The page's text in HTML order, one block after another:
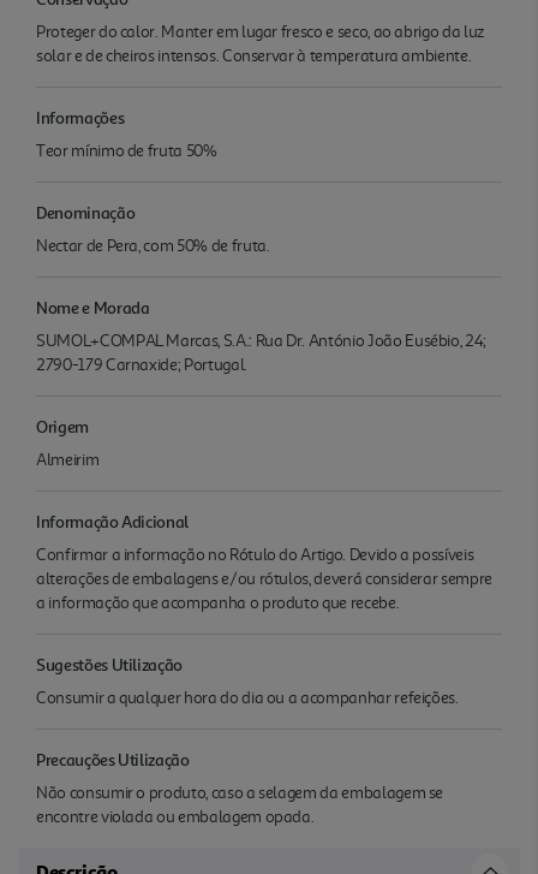
Proteger do calor. Manter em lugar fresco e seco, ao abrigo da luz
solar e de cheiros intensos. Conservar à temperatura ambiente.
Informações
Teor mínimo de fruta 50%
Denominação
Nectar de Pera, com 50% de fruta.
Nome e Morada
SUMOL+COMPAL Marcas, S.A.: Rua Dr. António João Eusébio, 24;
2790-179 Carnaxide; Portugal.
Origem
Almeirim
Informação Adicional
Confirmar a informação no Rótulo do Artigo. Devido a possíveis
alterações de embalagens e/ou rótulos, deverá considerar sempre
a informação que acompanha o produto que recebe.
Sugestões Utilização
Consumir a qualquer hora do dia ou a acompanhar refeições.
Precauções Utilização
Não consumir o produto, caso a selagem da embalagem se
encontre violada ou embalagem opada.